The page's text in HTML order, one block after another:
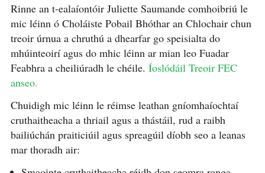
Rinne an t-ealaíontóir Juliette Saumande comhoibriú le
mic léinn ó Choláiste Pobail Bhóthar an Chlochair chun
treoir úrnua a chruthú a dhearfar go speisialta do
mhúinteoirí agus do mhic léinn ar mian leo Fuadar
Feabhra a cheiliúradh le chéile. Íoslódáil Treoir FEC
anseo.
Chuidigh mic léinn le réimse leathan gníomhaíochtaí
cruthaitheacha a thriail agus a thástáil, rud a raibh
bailiúchán praiticiúil agus spreagúil díobh seo a leanas
mar thoradh air: